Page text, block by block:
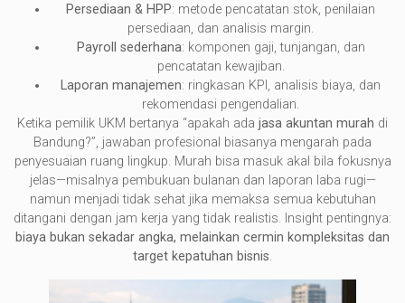
Persediaan & HPP: metode pencatatan stok, penilaian
persediaan, dan analisis margin.
Payroll sederhana: komponen gaji, tunjangan, dan
pencatatan kewajiban.
Laporan manajemen: ringkasan KPI, analisis biaya, dan
rekomendasi pengendalian.
Ketika pemilik UKM bertanya “apakah ada jasa akuntan murah di
Bandung?”, jawaban profesional biasanya mengarah pada
penyesuaian ruang lingkup. Murah bisa masuk akal bila fokusnya
jelas—misalnya pembukuan bulanan dan laporan laba rugi—
namun menjadi tidak sehat jika memaksa semua kebutuhan
ditangani dengan jam kerja yang tidak realistis. Insight pentingnya:
biaya bukan sekadar angka, melainkan cermin kompleksitas dan
target kepatuhan bisnis.